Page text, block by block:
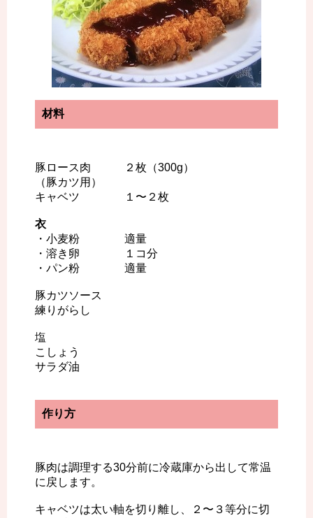
材料
豚ロース肉 ２枚（300g）
（豚カツ用）
キャベツ １〜２枚
衣
・小麦粉 適量
・溶き卵 １コ分
・パン粉 適量
豚カツソース
練りがらし
塩
こしょう
サラダ油
作り方
豚肉は調理する30分前に冷蔵庫から出して常温
に戻します。
キャベツは太い軸を切り離し、２〜３等分に切